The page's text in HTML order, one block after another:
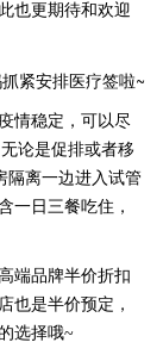
也更期待和欢迎
情稳定，可以尽
论是促排或者移
隔离一边进入试管
一日三餐吃住，
端品牌半价折扣
也是半价预定，
选择哦~